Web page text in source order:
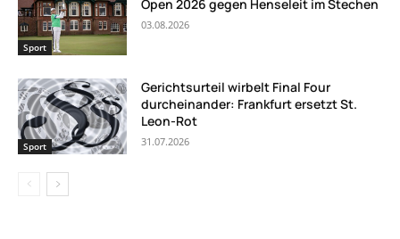
Sport
Open 2026 gegen Henseleit im Stechen
03.08.2026
Sport
Gerichtsurteil wirbelt Final Four
durcheinander: Frankfurt ersetzt St.
Leon-Rot
31.07.2026